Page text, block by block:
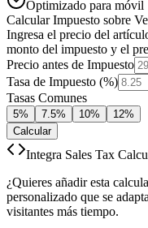
Optimizado para móvil
Calcular Impuesto sobre
Ingresa el precio del
monto del impuesto y el
Precio antes de Impuesto
Tasa de Impuesto (%)
Tasas Comunes
5% 7.5% 10%
12%
Calcular
Integra Sales Tax
¿Quieres añadir esta
personalizado que se
visitantes más tiempo.